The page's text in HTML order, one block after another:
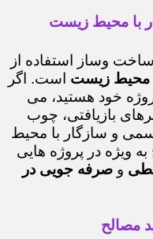
وساز استفاده از
محیط زیست است. اگر
خود هستید، می
بازیافتی، چوب
و سازگار با محیط
ویژه در پروژه هایی
و صرفه جویی در